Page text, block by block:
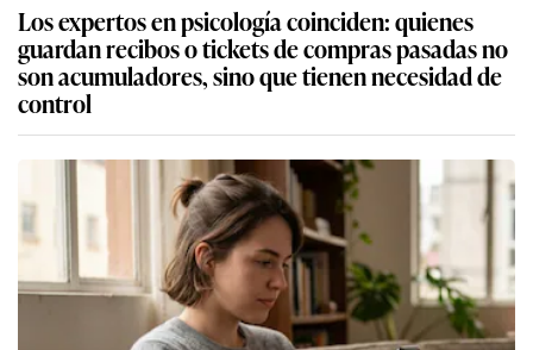
Los expertos en psicología coinciden: quienes
guardan recibos o tickets de compras pasadas no
son acumuladores, sino que tienen necesidad de
control